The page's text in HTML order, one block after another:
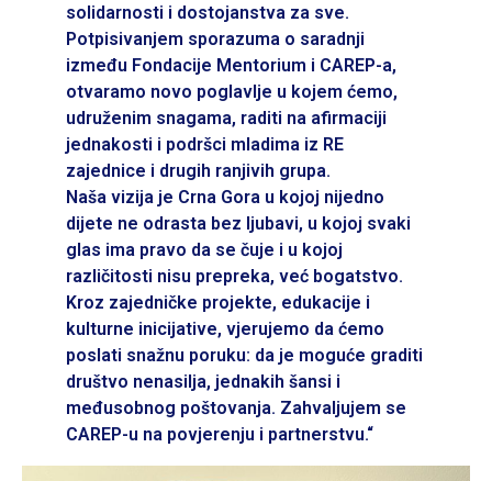
solidarnosti i dostojanstva za sve.
Potpisivanjem sporazuma o saradnji
između Fondacije Mentorium i CAREP-a,
otvaramo novo poglavlje u kojem ćemo,
udruženim snagama, raditi na afirmaciji
jednakosti i podršci mladima iz RE
zajednice i drugih ranjivih grupa.
Naša vizija je Crna Gora u kojoj nijedno
dijete ne odrasta bez ljubavi, u kojoj svaki
glas ima pravo da se čuje i u kojoj
različitosti nisu prepreka, već bogatstvo.
Kroz zajedničke projekte, edukacije i
kulturne inicijative, vjerujemo da ćemo
poslati snažnu poruku: da je moguće graditi
društvo nenasilja, jednakih šansi i
međusobnog poštovanja. Zahvaljujem se
CAREP-u na povjerenju i partnerstvu.“